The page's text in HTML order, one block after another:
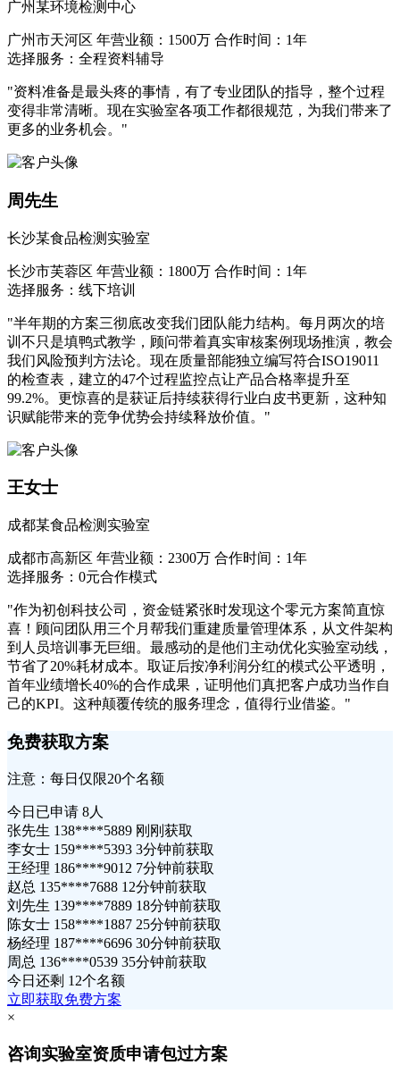
广州某环境检测中心
广州市天河区 年营业额：1500万 合作时间：1年
选择服务：全程资料辅导
"资料准备是最头疼的事情，有了专业团队的指导，整个过程
变得非常清晰。现在实验室各项工作都很规范，为我们带来了
更多的业务机会。"
周先生
长沙某食品检测实验室
长沙市芙蓉区 年营业额：1800万 合作时间：1年
选择服务：线下培训
"半年期的方案三彻底改变我们团队能力结构。每月两次的培
训不只是填鸭式教学，顾问带着真实审核案例现场推演，教会
我们风险预判方法论。现在质量部能独立编写符合ISO19011
的检查表，建立的47个过程监控点让产品合格率提升至
99.2%。更惊喜的是获证后持续获得行业白皮书更新，这种知
识赋能带来的竞争优势会持续释放价值。"
王女士
成都某食品检测实验室
成都市高新区 年营业额：2300万 合作时间：1年
选择服务：0元合作模式
"作为初创科技公司，资金链紧张时发现这个零元方案简直惊
喜！顾问团队用三个月帮我们重建质量管理体系，从文件架构
到人员培训事无巨细。最感动的是他们主动优化实验室动线，
节省了20%耗材成本。取证后按净利润分红的模式公平透明，
首年业绩增长40%的合作成果，证明他们真把客户成功当作自
己的KPI。这种颠覆传统的服务理念，值得行业借鉴。"
免费获取方案
注意：每日仅限20个名额
今日已申请 8人
张先生 138****5889 刚刚获取
李女士 159****5393 3分钟前获取
王经理 186****9012 7分钟前获取
赵总 135****7688 12分钟前获取
刘先生 139****7889 18分钟前获取
陈女士 158****1887 25分钟前获取
杨经理 187****6696 30分钟前获取
周总 136****0539 35分钟前获取
今日还剩 12个名额
立即获取免费方案
×
咨询实验室资质申请包过方案